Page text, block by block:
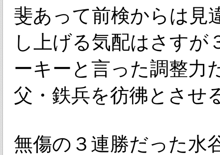
斐あって前検からは見
し上げる気配はさすが
ーキーと言った調整力
父・鉄兵を彷彿とさせ
無傷の３連勝だった水